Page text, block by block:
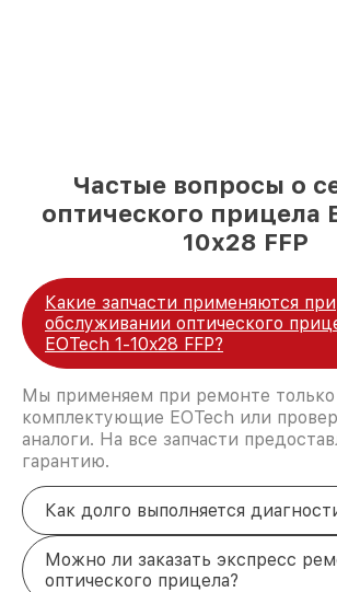
Частые вопросы о
оптического прицела
10x28 FFP
Какие запчасти применяются при
обслуживании оптического
EOTech 1-10x28 FFP?
Мы применяем при ремонте
комплектующие EOTech или
аналоги. На все запчасти
гарантию.
Как долго выполняется
Можно ли заказать экспресс
оптического прицела?